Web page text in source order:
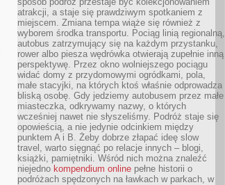
atrakcji, a staje się prawdziwym spotkaniem z
miejscem. Zmiana tempa wiąże się również z
wyborem środka transportu. Pociąg linią regionalną,
autobus zatrzymujący się na każdym przystanku,
rower albo piesza wędrówka otwierają zupełnie inną
perspektywę. Przez okno wolniejszego pociągu
widać domy z przydomowymi ogródkami, pola,
małe stacyjki, na których ktoś właśnie odprowadza
bliską osobę. Gdy jedziemy autobusem przez małe
miasteczka, odkrywamy nazwy, o których
wcześniej nawet nie słyszeliśmy. Podróż staje się
opowieścią, a nie jedynie odcinkiem między
punktem A i B. Żeby dobrze złapać ideę slow
travel, warto sięgnąć po relacje innych – blogi,
książki, pamiętniki. Wśród nich można znaleźć
niejedno kompendium online pełne historii o
podróżach spędzonych na ławkach w parkach, w